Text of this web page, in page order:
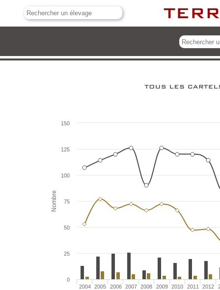
Nombre
2004 2005 2006 2007 2008 2009 2010 2011 2012
0
25
50
75
100
125
150